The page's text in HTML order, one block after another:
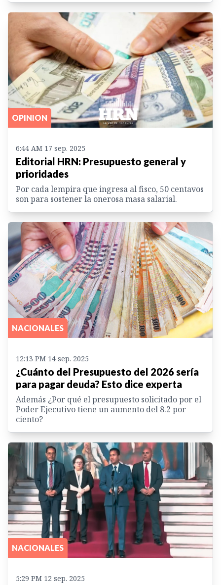
OPINION
6:44 AM 17 sep. 2025
Editorial HRN: Presupuesto general y
prioridades
Por cada lempira que ingresa al fisco, 50 centavos
son para sostener la onerosa masa salarial.
NACIONALES
12:13 PM 14 sep. 2025
¿Cuánto del Presupuesto del 2026 sería
para pagar deuda? Esto dice experta
Además ¿Por qué el presupuesto solicitado por el
Poder Ejecutivo tiene un aumento del 8.2 por
ciento?
NACIONALES
5:29 PM 12 sep. 2025